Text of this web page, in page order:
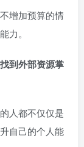
增加预算的情
力。
到外部资源掌
人都不仅仅是
自己的个人能